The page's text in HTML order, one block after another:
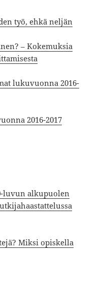
työ, ehkä neljän
– Kokemuksia
lukuvuonna 2016-
2016-2017
luvun alkupuolen
Miksi opiskella